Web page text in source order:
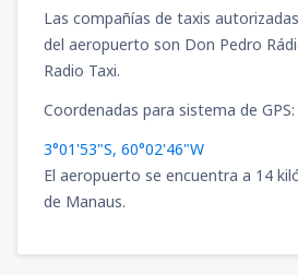
Las compañías de taxis
del aeropuerto son Don Pedro
Radio Taxi.
Coordenadas para sistema de GPS:
3°01'53"S, 60°02'46"W
El aeropuerto se encuentra a 14
de Manaus.